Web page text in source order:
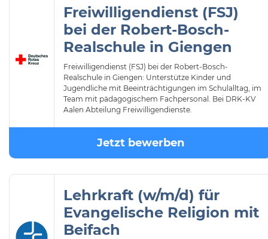
Freiwilligendienst (FSJ)
bei der Robert-Bosch-
Realschule in Giengen
Freiwilligendienst (FSJ) bei der Robert-Bosch-
Realschule in Giengen: Unterstütze Kinder und
Jugendliche mit Beeinträchtigungen im Schulalltag, im
Team mit pädagogischem Fachpersonal. Bei DRK-KV
Aalen Abteilung Freiwilligendienste.
Jetzt bewerben
Lehrkraft (w/m/d) für
Evangelische Religion mit
Beifach